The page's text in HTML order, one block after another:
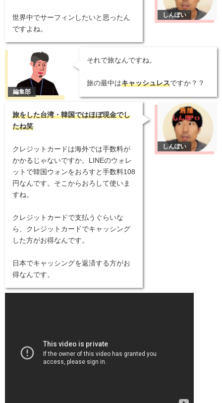
世界中でサーフィンしたいと思ったん
ですよね。
それで旅なんですね。
旅の最中はキャッシュレスですか？？
旅をした台湾・韓国ではほぼ現金でし
たね笑
クレジットカードは海外では手数料が
かかるじゃないですか。LINEのウォレ
ットで韓国ウォンをおろすと手数料108
円なんです。そこからおろして使いま
すね。
クレジットカードで支払うぐらいな
ら、クレジットカードでキャッシング
した方がお得なんです。
日本でキャッシングを返済する方がお
得なんです。